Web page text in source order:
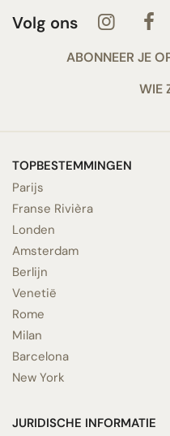
Volg ons
ABONNEER JE
WIE
TOPBESTEMMINGEN
Parijs
Franse Rivièra
Londen
Amsterdam
Berlijn
Venetië
Rome
Milan
Barcelona
New York
JURIDISCHE INFORMATIE